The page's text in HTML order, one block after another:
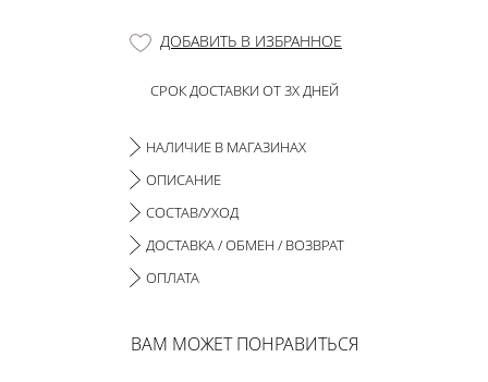
ДОБАВИТЬ В ИЗБРАННОЕ
СРОК ДОСТАВКИ ОТ 3Х ДНЕЙ
НАЛИЧИЕ В МАГАЗИНАХ
ОПИСАНИЕ
СОСТАВ/УХОД
ДОСТАВКА / ОБМЕН / ВОЗВРАТ
ОПЛАТА
ВАМ МОЖЕТ ПОНРАВИТЬСЯ